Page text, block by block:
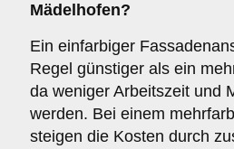
Mädelhofen?
Ein einfarbiger
Regel günstiger als ein
da weniger Arbeitszeit und
werden. Bei einem
steigen die Kosten durch